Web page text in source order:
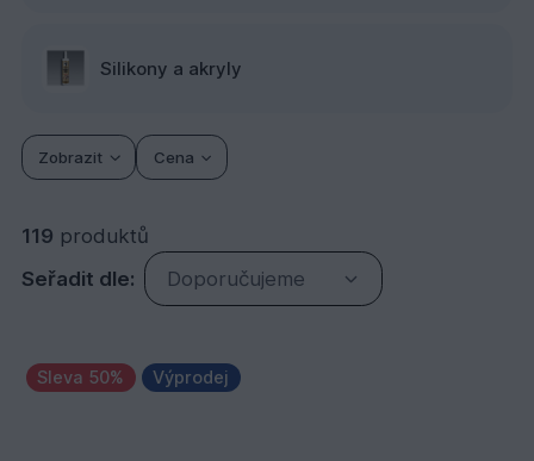
Silikony a akryly
Zobrazit Cena
119 produktů
Seřadit dle:
Doporučujeme
Sleva 50% Výprodej